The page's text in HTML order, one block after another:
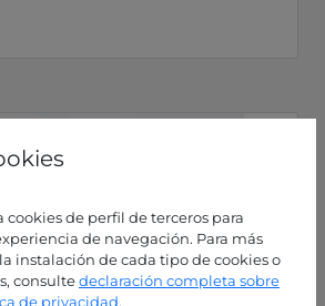
cookies de perfil de terceros para
de navegación. Para más
instalación de cada tipo de cookies o
consultedeclaración completa sobre
de privacidad.